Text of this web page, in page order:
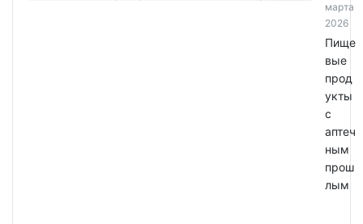
марта
2026
Пище
вые
прод
укты
с
аптеч
ным
прош
лым